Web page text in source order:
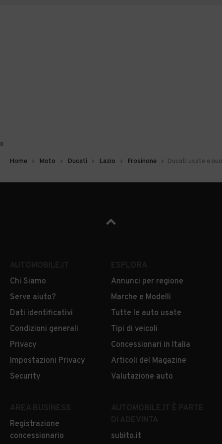
0
Home Moto Ducati Lazio Frosinone Ducati usate e
Chi Siamo
Serve aiuto?
Dati identificativi
Condizioni generali
Privacy
Impostazioni Privacy
Security
Annunci per regione
Marche e Modelli
Tutte le auto usate
Tipi di veicoli
Concessionari in Italia
Articoli del Magazine
Valutazione auto
Registrazione
concessionario
subito.it